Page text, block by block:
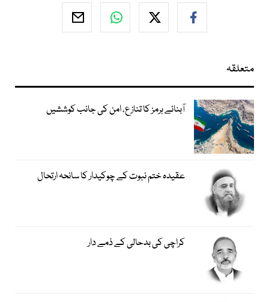
متعلقہ
آبنائے ہرمز کا تنازع، امن کی جانب کوششیں
عقیدہ ختم نبوت کے چوکیدار کا سانحہ ارتحال
کراچی کی بدحالی کے ذمے دار